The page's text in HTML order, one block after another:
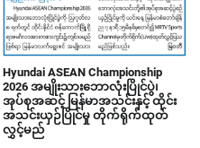
Hyundai ASEAN Championship
2026 အမျိုးသားဘောလုံးပြိုင်ပွဲ၊
အုပ်စုအဆင့် မြန်မာအသင်းနှင့် ထိုင်း
အသင်းယှဉ်ပြိုင်မှု တိုက်ရိုက်ထုတ်
လွှင့်မည်